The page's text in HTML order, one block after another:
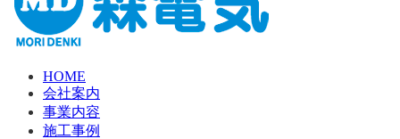
HOME
会社案内
事業内容
施工事例